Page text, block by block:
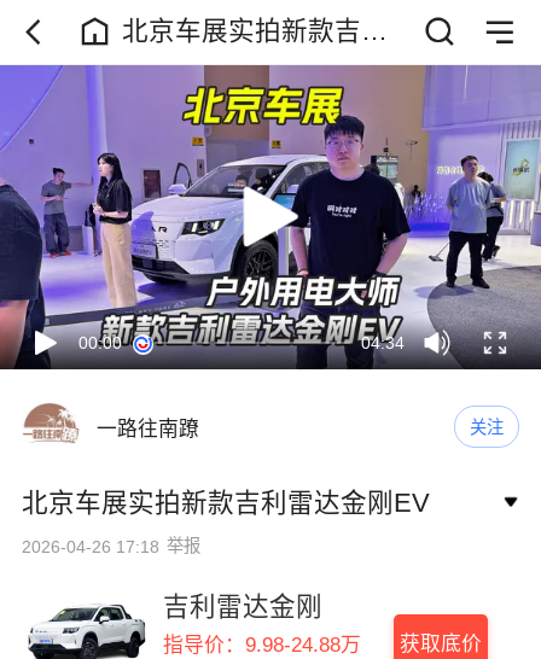
北京车展实拍新款吉利
雷达金刚EV
00:00 04:34
一路往南蹽 关注
北京车展实拍新款吉利雷达金刚EV
2026-04-26 17:18 举报
吉利雷达金刚
指导价：9.98-24.88万 获取底价